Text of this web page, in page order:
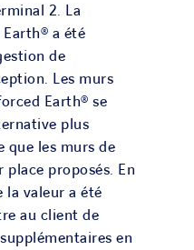
2. La
a été
de
Les murs
Earth® se
plus
que les murs de
proposés. En
la valeur a été
au client de
en